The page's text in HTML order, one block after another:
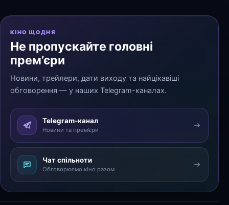
КІНО ЩОДНЯ
Не пропускайте головні
прем’єри
Новини, трейлери, дати виходу та найцікавіші
обговорення — у наших Telegram-каналах.
Telegram-канал
Новини та прем’єри
Чат спільноти
Обговорюємо кіно разом